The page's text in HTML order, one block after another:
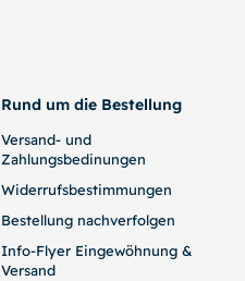
Rund um die Bestellung
Versand- und
Zahlungsbedinungen
Widerrufsbestimmungen
Bestellung nachverfolgen
Info-Flyer Eingewöhnung &
Versand